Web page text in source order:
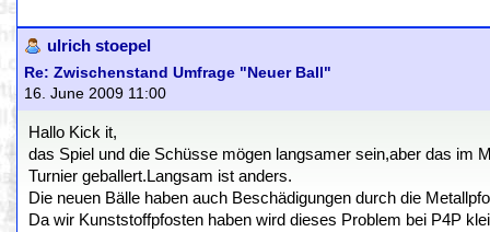
ulrich stoepel
Re: Zwischenstand Umfrage "Neuer Ball"
16. June 2009 11:00
Hallo Kick it,
das Spiel und die Schüsse mögen langsamer sein,aber das im
Turnier geballert.Langsam ist anders.
Die neuen Bälle haben auch Beschädigungen durch die
Da wir Kunststoffpfosten haben wird dieses Problem bei P4P